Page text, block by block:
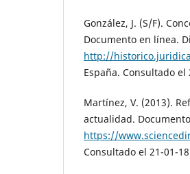
González, J. (S/F).
Documento en línea.
http://
España. Consultado el
Martínez, V. (2013).
actualidad.
https://
Consultado el 21-01-